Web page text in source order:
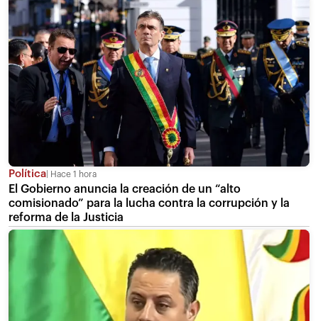
Política Hace 1 hora
El Gobierno anuncia la creación de un “alto
comisionado” para la lucha contra la corrupción y la
reforma de la Justicia